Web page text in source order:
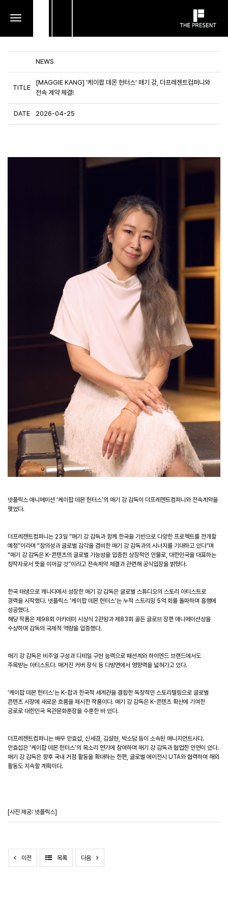
toggle
NEWS
TITLE
[MAGGIE KANG] ’케이팝 데몬 헌터스’ 매기 강, 더프레젠트컴퍼니와
전속 계약 체결!
DATE 2026-04-25
넷플릭스 애니메이션 ‘케이팝 데몬 헌터스’의 매기 강 감독이 더프레젠트컴퍼니와 전속계약을
맺었다.
더프레젠트컴퍼니는 23일 “매기 강 감독과 함께 한국을 기반으로 다양한 프로젝트를 전개할
예정”이라며 “창의성과 글로벌 감각을 겸비한 매기 강 감독과의 시너지를 기대하고 있다”며
“매기 강 감독은 K-콘텐츠의 글로벌 가능성을 입증한 상징적인 인물로, 대한민국을 대표하는
창작자로서 뜻을 이어갈 것”이라고 전속계약 체결과 관련해 공식입장을 밝혔다.
한국 태생으로 캐나다에서 성장한 매기 강 감독은 글로벌 스튜디오의 스토리 아티스트로
경력을 시작했다. 넷플릭스 ‘케이팝 데몬 헌터스’는 누적 스트리밍 5억 회를 돌파하며 흥행에
성공했다.
해당 작품은 제98회 아카데미 시상식 2관왕과 제83회 골든 글로브 장편 애니메이션상을
수상하며 감독의 국제적 역량을 입증했다.
매기 강 감독은 비주얼 구성과 디테일 구현 능력으로 패션계와 하이엔드 브랜드에서도
주목받는 아티스트다. 매거진 커버 장식 등 다방면에서 영향력을 넓혀가고 있다.
‘케이팝 데몬 헌터스’는 K-팝과 한국적 세계관을 결합한 독창적인 스토리텔링으로 글로벌
콘텐츠 시장에 새로운 흐름을 제시한 작품이다. 매기 강 감독은 K-콘텐츠 확산에 기여한
공로로 대한민국 옥관문화훈장을 수훈한 바 있다.
더프레젠트컴퍼니는 배우 안효섭 신세경 김설현 박소담 등이 소속된 매니지먼트사다.
안효섭은 ‘케이팝 데몬 헌터스’의 목소리 연기에 참여하며 매기 강 감독과 협업한 인연이 있다.
매기 강 감독은 향후 국내 거점 활동을 확대하는 한편 글로벌 에이전시 UTA와 협력하여 해외
활동도 지속할 계획이다.
[사진 제공: 넷플릭스]
이전 목록 다음